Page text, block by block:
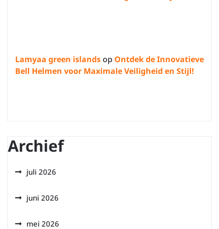
Lamyaa green islandsop Ontdek de Innovatieve
Bell Helmen voor Maximale Veiligheid en Stijl!
Archief
juli 2026
juni 2026
mei 2026